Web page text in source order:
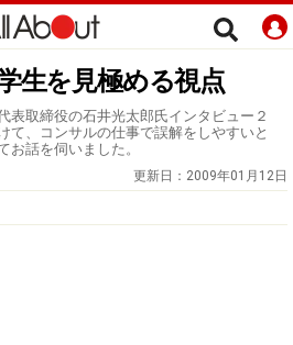
生を見極める視点
表取締役の石井光太郎氏インタビュー２
て、コンサルの仕事で誤解をしやすいと
お話を伺いました。
更新日： 2009年01月12日